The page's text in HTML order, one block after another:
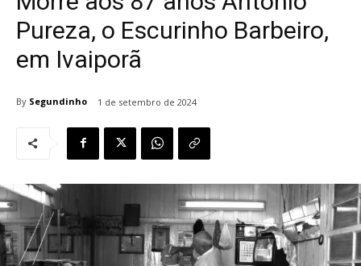
Pureza, o Escurinho Barbeiro,
em Ivaiporã
By Segundinho 1 de setembro de 2024